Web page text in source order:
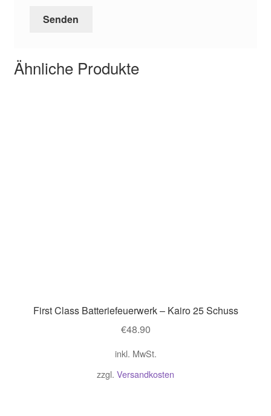
Ähnliche Produkte
First Class Batteriefeuerwerk – Kairo 25 Schuss
€48.90
inkl. MwSt.
zzgl. Versandkosten